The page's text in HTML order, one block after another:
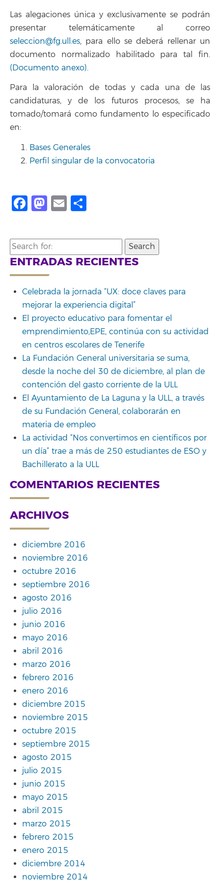
Las alegaciones única y exclusivamente se podrán
presentar telemáticamente al correo
seleccion@fg.ull.es, para ello se deberá rellenar un
documento normalizado habilitado para tal fin.
(Documento anexo).
Para la valoración de todas y cada una de las
candidaturas, y de los futuros procesos, se ha
tomado/tomará como fundamento lo especificado
en:
Bases Generales
Perfil singular de la convocatoria
Facebook
Mastodon
Email
Search
for:
ENTRADAS RECIENTES
Celebrada la jornada “UX: doce claves para
mejorar la experiencia digital”
El proyecto educativo para fomentar el
emprendimiento,EPE, continúa con su actividad
en centros escolares de Tenerife
La Fundación General universitaria se suma,
desde la noche del 30 de diciembre, al plan de
contención del gasto corriente de la ULL
El Ayuntamiento de La Laguna y la ULL, a través
de su Fundación General, colaborarán en
materia de empleo
La actividad “Nos convertimos en científicos por
un día” trae a más de 250 estudiantes de ESO y
Bachillerato a la ULL
COMENTARIOS RECIENTES
ARCHIVOS
diciembre 2016
noviembre 2016
octubre 2016
septiembre 2016
agosto 2016
julio 2016
junio 2016
mayo 2016
abril 2016
marzo 2016
febrero 2016
enero 2016
diciembre 2015
noviembre 2015
octubre 2015
septiembre 2015
agosto 2015
julio 2015
junio 2015
mayo 2015
abril 2015
marzo 2015
febrero 2015
enero 2015
diciembre 2014
noviembre 2014